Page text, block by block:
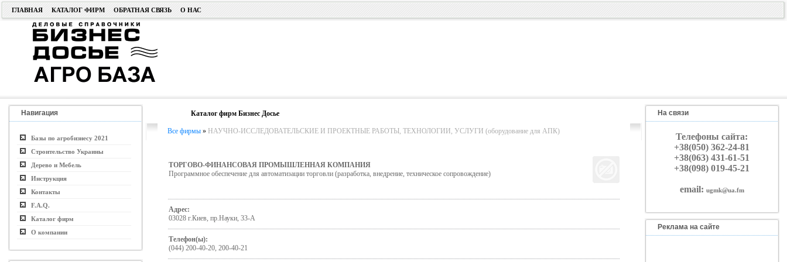
ГЛАВНАЯ КАТАЛОГ ФИРМ ОБРАТНАЯ СВЯЗЬ О НАС
Навигация
Базы по агробизнесу 2021
Строительство Украины
Дерево и Мебель
Инструкция
Контакты
F.A.Q.
Каталог фирм
О компании
Каталог фирм Бизнес Досье
Все фирмы» НАУЧНО-ИССЛЕДОВАТЕЛЬСКИЕ И ПРОЕКТНЫЕ РАБОТЫ, ТЕХНОЛОГИИ, УСЛУГИ (оборудование для АПК)
ТОРГОВО-ФИНАНСОВАЯ ПРОМЫШЛЕННАЯ КОМПАНИЯ
Программное обеспечение для автоматизации торговли (разработка, внедрение, техническое сопровождение)
Адрес:
03028 г.Киев, пр.Науки, 33-А
Телефон(ы):
(044) 200-40-20, 200-40-21
На связи
Телефоны сайта:
+38(050) 362-24-81
+38(063) 431-61-51
+38(098) 019-45-21
email: ugmk@ua.fm
Реклама на сайте